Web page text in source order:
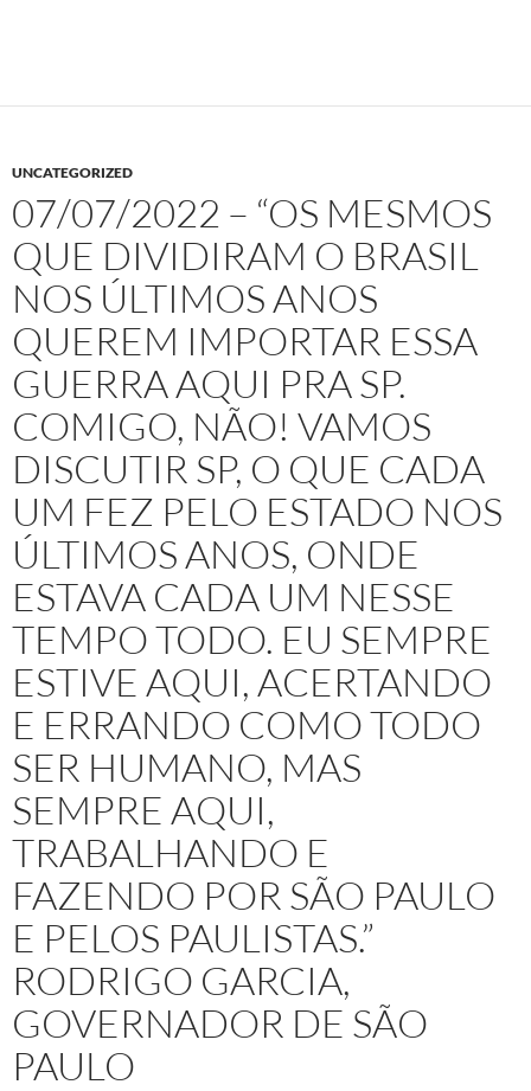
UNCATEGORIZED
07/07/2022 – “OS MESMOS
QUE DIVIDIRAM O BRASIL
NOS ÚLTIMOS ANOS
QUEREM IMPORTAR ESSA
GUERRA AQUI PRA SP.
COMIGO, NÃO! VAMOS
DISCUTIR SP, O QUE CADA
UM FEZ PELO ESTADO NOS
ÚLTIMOS ANOS, ONDE
ESTAVA CADA UM NESSE
TEMPO TODO. EU SEMPRE
ESTIVE AQUI, ACERTANDO
E ERRANDO COMO TODO
SER HUMANO, MAS
SEMPRE AQUI,
TRABALHANDO E
FAZENDO POR SÃO PAULO
E PELOS PAULISTAS.”
RODRIGO GARCIA,
GOVERNADOR DE SÃO
PAULO